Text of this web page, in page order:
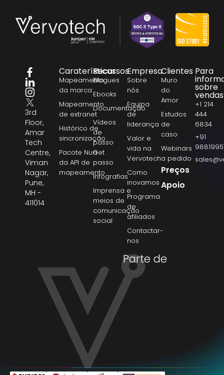
3rd
Floor,
Amar
Tech
Centre,
Viman
Nagar,
Pune,
MH -
411014
Caraterísticas
Mapeamento
da marca
Mapeamento
de extranet
Histórico de
sincronização
Pacote NuGet
da API de
mapeamento
Recursos
Blogues
Ebooks
Documentação
Vídeos
de
passo
a
passo
Infografias
Imprensa e
meios de
comunicação
social
Empresa
Sobre
nós
Equipa
de
liderança
Valor e
vida na
Vervotech
Como
inovamos
Programa
de
afiliados
Contactar-
nos
Clientes
Muro
do
Amor
Estudos
de
caso
Webinars
a pedido
Preços
Apoio
Para
sobre
vendas
+1 214
444
6834
+91
Parte de